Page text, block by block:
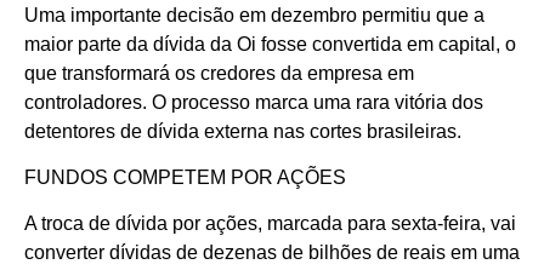
Uma importante decisão em dezembro permitiu que a
maior parte da dívida da Oi fosse convertida em capital, o
que transformará os credores da empresa em
controladores. O processo marca uma rara vitória dos
detentores de dívida externa nas cortes brasileiras.
FUNDOS COMPETEM POR AÇÕES
A troca de dívida por ações, marcada para sexta-feira, vai
converter dívidas de dezenas de bilhões de reais em uma